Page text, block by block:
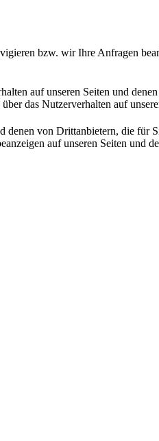
bzw. wir Ihre Anfragen
auf unseren Seiten und
das Nutzerverhalten auf
denen von Drittanbietern, die für
auf unseren Seiten und